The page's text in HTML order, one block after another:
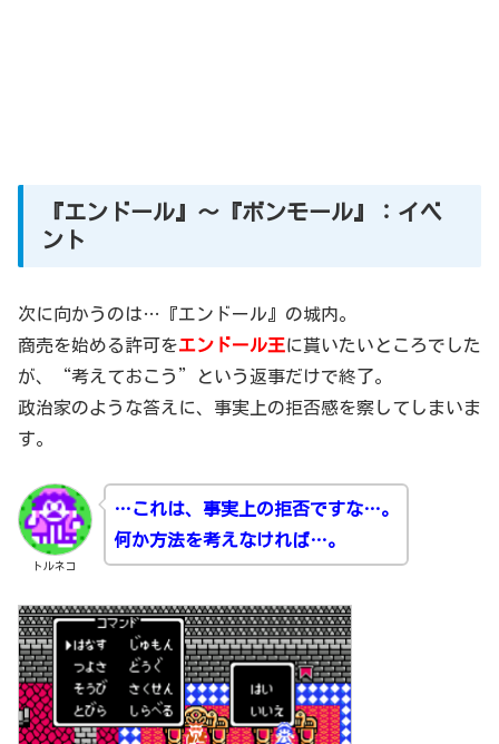
『エンドール』～『ボンモール』：イベ
ント
次に向かうのは…『エンドール』の城内。
商売を始める許可をエンドール王に貰いたいところでした
が、“考えておこう”という返事だけで終了。
政治家のような答えに、事実上の拒否感を察してしまいま
す。
トルネコ
…これは、事実上の拒否ですな…。
何か方法を考えなければ…。